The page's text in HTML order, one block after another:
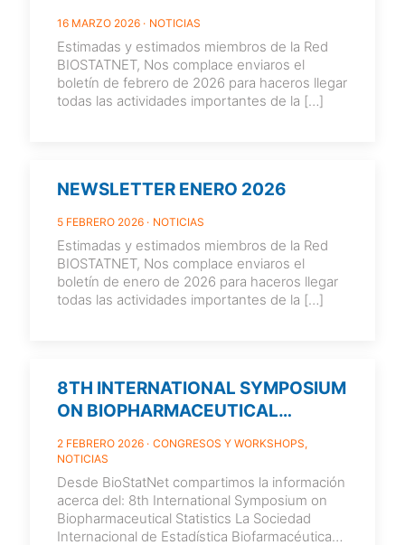
16 MARZO 2026 NOTICIAS
Estimadas y estimados miembros de la Red
BIOSTATNET, Nos complace enviaros el
boletín de febrero de 2026 para haceros llegar
todas las actividades importantes de la […]
NEWSLETTER ENERO 2026
5 FEBRERO 2026 NOTICIAS
Estimadas y estimados miembros de la Red
BIOSTATNET, Nos complace enviaros el
boletín de enero de 2026 para haceros llegar
todas las actividades importantes de la […]
8TH INTERNATIONAL SYMPOSIUM
ON BIOPHARMACEUTICAL
2 FEBRERO 2026
CONGRESOS Y WORKSHOPS
NOTICIAS
Desde BioStatNet compartimos la información
acerca del: 8th International Symposium on
Biopharmaceutical Statistics La Sociedad
Internacional de Estadística Biofarmacéutica